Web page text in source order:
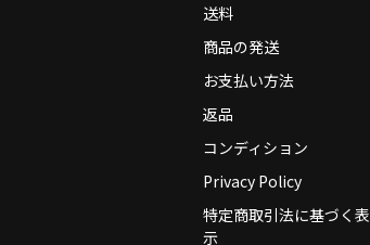
送料
商品の発送
お支払い方法
返品
コンディション
Privacy Policy
特定商取引法に基づく表
示